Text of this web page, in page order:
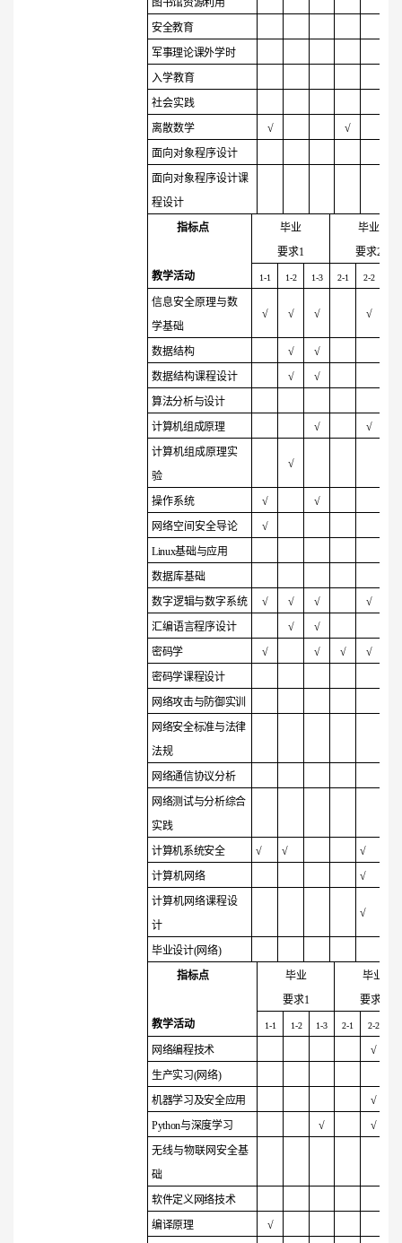
图书馆资源利用
安全教育
军事理论课外学时
入学教育
社会实践
离散数学
√
√
面向对象程序设计
面向对象程序设计课
程设计
指标点
教学活动
毕业
要求1
毕业
要求2
1-1 1-2 1-3 2-1 2-2
信息安全原理与数
学基础
√ √ √ √
数据结构 √ √
数据结构课程设计
√ √
算法分析与设计
计算机组成原理
√
√
计算机组成原理实
验
√
操作系统 √
√
网络空间安全导论
√
Linux基础与应用
数据库基础
数字逻辑与数字系统
√ √ √
√
汇编语言程序设计
√
√
密码学
√ √ √
√
密码学课程设计
网络攻击与防御实训
网络安全标准与法律
法规
网络通信协议分析
网络测试与分析综合
实践
计算机系统安全
√ √ √
计算机网络
√
计算机网络课程设
计
√
毕业设计(网络)
指标点
教学活动
毕业
要求1
毕业
要求
1-1 1-2 1-3 2-1 2-2
网络编程技术
√
生产实习(网络)
机器学习及安全应用
√
Python与深度学习 √
√
无线与物联网安全基
础
软件定义网络技术
编译原理
√